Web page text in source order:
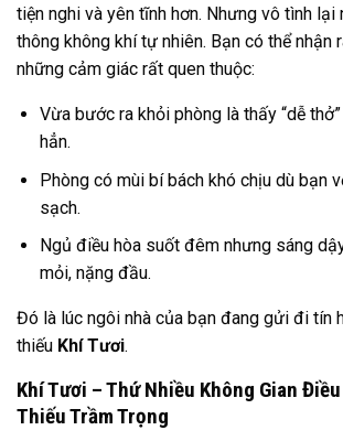
tiện nghi và yên tĩnh hơn. Nhưng vô tình
thông không khí tự nhiên. Bạn có thể nhận
những cảm giác rất quen thuộc:
Vừa bước ra khỏi phòng là thấy “dễ
hẳn.
Phòng có mùi bí bách khó chịu dù bạn
sạch.
Ngủ điều hòa suốt đêm nhưng sáng
mỏi, nặng đầu.
Đó là lúc ngôi nhà của bạn đang gửi đi tín
thiếu Khí Tươi.
Khí Tươi – Thứ Nhiều Không Gian
Thiếu Trầm Trọng